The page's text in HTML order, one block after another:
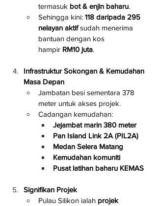
termasuk bot & enjin baharu.
Sehingga kini: 118 daripada 295
nelayan aktif sudah menerima
bantuan dengan kos
hampir RM10 juta.
Infrastruktur Sokongan & Kemudahan
Masa Depan
Jambatan besi sementara 378
meter untuk akses projek.
Cadangan kemudahan:
Jejambat marin 380 meter
Pan Island Link 2A (PIL2A)
Medan Selera Matang
Kemudahan komuniti
Pusat latihan baharu KEMAS
Signifikan Projek
Pulau Silikon ialah projek